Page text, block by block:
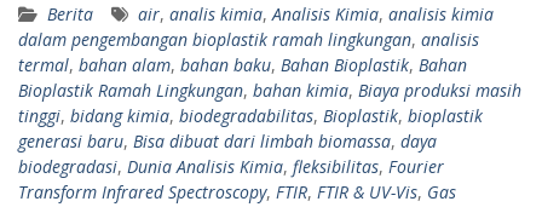
Berita air, analis kimia, Analisis Kimia, analisis kimia
dalam pengembangan bioplastik ramah lingkungan, analisis
termal, bahan alam, bahan baku, Bahan Bioplastik, Bahan
Bioplastik Ramah Lingkungan, bahan kimia, Biaya produksi masih
tinggi, bidang kimia, biodegradabilitas, Bioplastik, bioplastik
generasi baru, Bisa dibuat dari limbah biomassa, daya
biodegradasi, Dunia Analisis Kimia, fleksibilitas, Fourier
Transform Infrared Spectroscopy, FTIR, FTIR & UV-Vis, Gas